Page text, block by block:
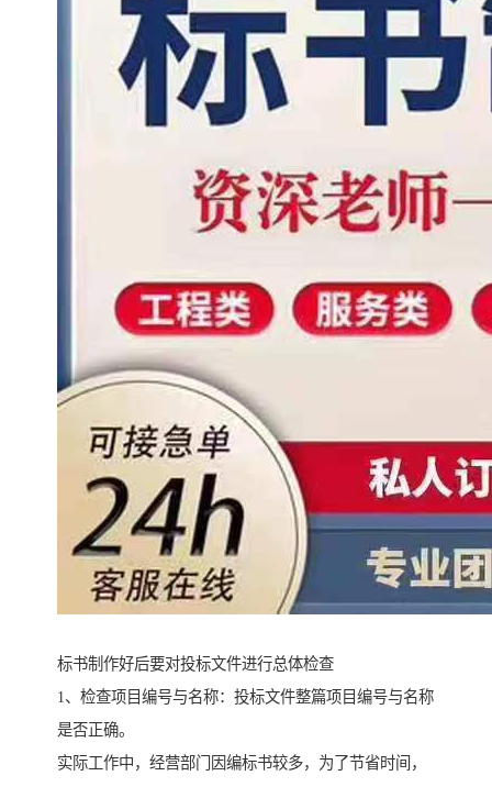
标书制作好后要对投标文件进行总体检查
1、检查项目编号与名称：投标文件整篇项目编号与名称
是否正确。
实际工作中，经营部门因编标书较多，为了节省时间，